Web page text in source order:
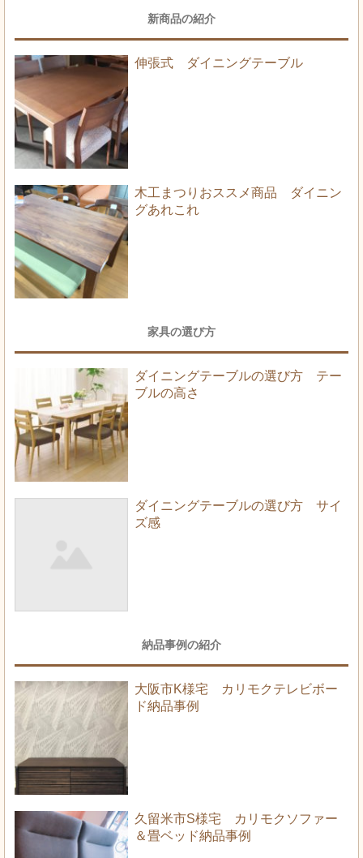
新商品の紹介
伸張式 ダイニングテーブル
木工まつりおススメ商品 ダイニン
グあれこれ
家具の選び方
ダイニングテーブルの選び方 テー
ブルの高さ
ダイニングテーブルの選び方 サイ
ズ感
納品事例の紹介
大阪市K様宅 カリモクテレビボー
ド納品事例
久留米市S様宅 カリモクソファー
＆畳ベッド納品事例